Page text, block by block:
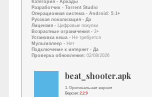
Категория - Аркады
Разработчик - Torrent Studio
Операционная система - Android: 5.1+
Русская локализация - Да
Лицензия - Цифровые покупки
Возрастные ограничения - 3+
Установка кеша - Не требуется
Мультиплеер - Нет
Подключение к интернет - Да
Проверка обновления: 02/08/2026
beat_shooter.apk
1. Оригинальная версия
Версия: 2.2.9